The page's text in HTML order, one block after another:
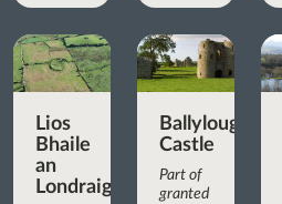
Lios
Bhaile
an
Londraigh
Ballyloughan
Castle
Part of
granted